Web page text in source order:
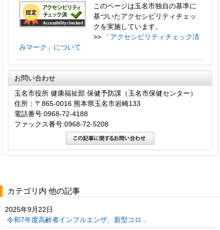
このページは玉名市独自の基準に
基づいたアクセシビリティチェッ
クを実施しています。
>>
「アクセシビリティチェック済
みマーク」について
お問い合わせ
玉名市役所 健康福祉部 保健予防課（玉名市保健センター）
住所：〒865-0016 熊本県玉名市岩崎133
電話番号:0968-72-4188
ファックス番号:0968-72-5208
カテゴリ内 他の記事
2025年9月22日
令和7年度高齢者インフルエンザ、新型コロ...